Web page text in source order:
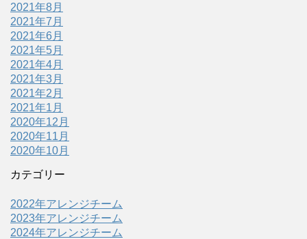
2021年8月
2021年7月
2021年6月
2021年5月
2021年4月
2021年3月
2021年2月
2021年1月
2020年12月
2020年11月
2020年10月
カテゴリー
2022年アレンジチーム
2023年アレンジチーム
2024年アレンジチーム